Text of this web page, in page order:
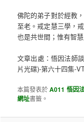
佛陀的弟子對於經教
至老。戒定慧三學，
也是共世間；惟有智
文章出處：悟因法師
片光碟)-第六十四集-
本篇發表於A011 悟因
網址書籤。